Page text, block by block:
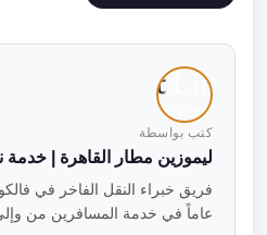
كتب بواسطة
ليموزين مطار القاهرة | خدمة نقل
عاماً في خدمة المسافرين من وإلى